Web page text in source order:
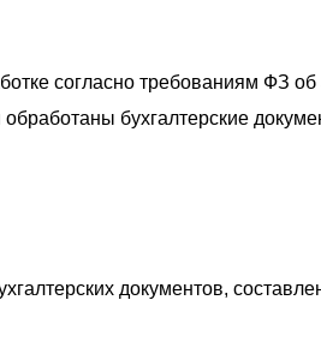
согласно требованиям ФЗ
бухгалтерские
документов,